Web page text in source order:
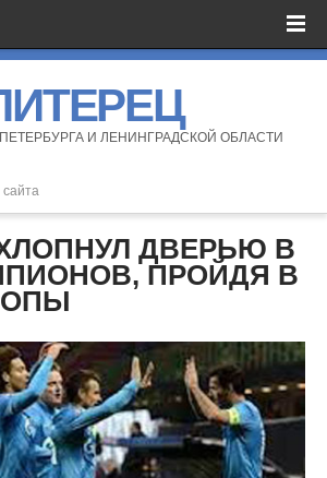
И ЛЕНИНГРАДСКОЙ ОБЛАСТИ
ДВЕРЬЮ В
ПРОЙДЯ В